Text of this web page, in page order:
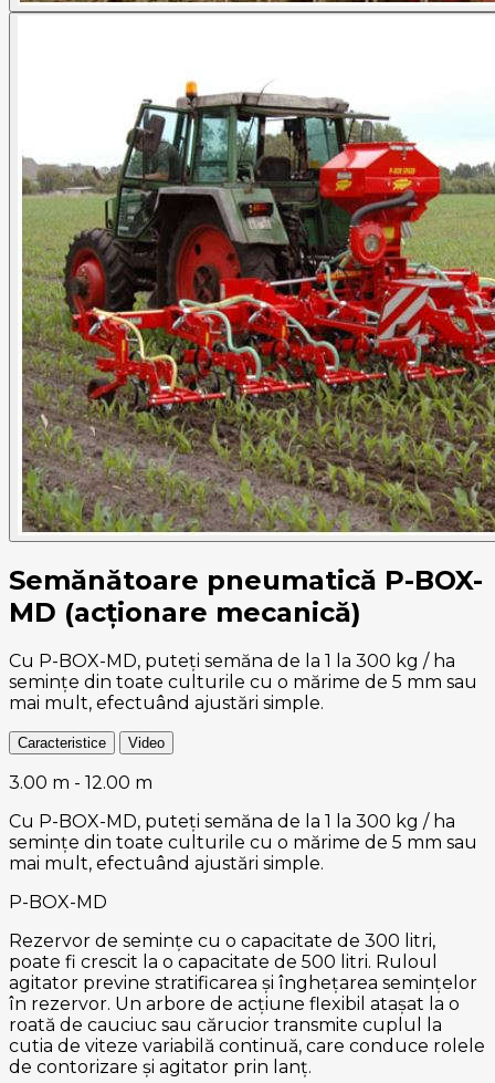
Semănătoare pneumatică P-BOX-
MD (acționare mecanică)
Cu P-BOX-MD, puteți semăna de la 1 la 300 kg / ha
semințe din toate culturile cu o mărime de 5 mm sau
mai mult, efectuând ajustări simple.
Caracteristice Video
3.00 m - 12.00 m
Cu P-BOX-MD, puteți semăna de la 1 la 300 kg / ha
semințe din toate culturile cu o mărime de 5 mm sau
mai mult, efectuând ajustări simple.
P-BOX-MD
Rezervor de semințe cu o capacitate de 300 litri,
poate fi crescit la o capacitate de 500 litri. Ruloul
agitator previne stratificarea și înghețarea semințelor
în rezervor. Un arbore de acțiune flexibil atașat la o
roată de cauciuc sau cărucior transmite cuplul la
cutia de viteze variabilă continuă, care conduce rolele
de contorizare și agitator prin lanț.